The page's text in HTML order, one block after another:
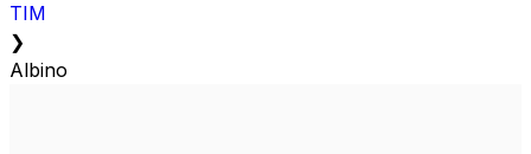
TIM
❯
Albino